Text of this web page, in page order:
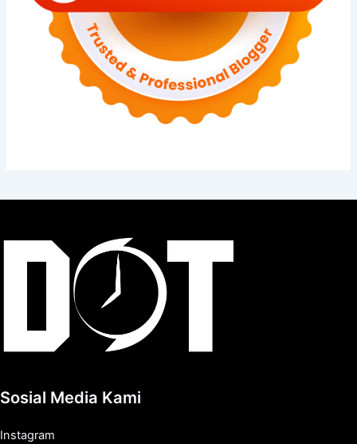
Sosial Media Kami
Instagram